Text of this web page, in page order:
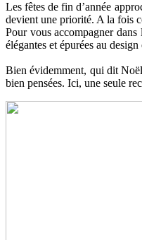
Les fêtes de fin d’année
devient une priorité. A la fois
Pour vous accompagner
élégantes et épurées au
Bien évidemment, qui dit
bien pensées. Ici, une seule